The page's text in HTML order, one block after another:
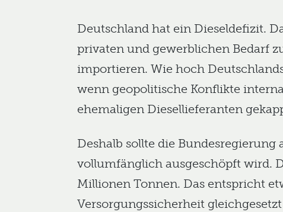
Deutschland hat ein Dieseldefizit.
privaten und gewerblichen Bedarf
importieren. Wie hoch
wenn geopolitische Konflikte
ehemaligen Diesellieferanten
Deshalb sollte die
vollumfänglich ausgeschöpft wird.
Millionen Tonnen. Das entspricht
Versorgungssicherheit